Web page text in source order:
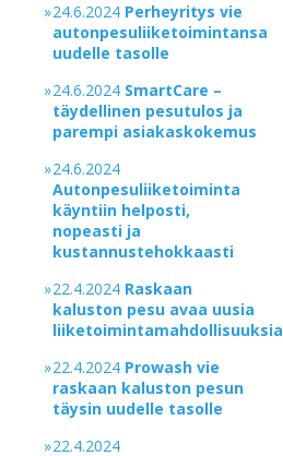
»24.6.2024 Perheyritys vie
autonpesuliiketoimintansa
uudelle tasolle
»24.6.2024 SmartCare –
täydellinen pesutulos ja
parempi asiakaskokemus
»24.6.2024
Autonpesuliiketoiminta
käyntiin helposti,
nopeasti ja
kustannustehokkaasti
»22.4.2024 Raskaan
kaluston pesu avaa uusia
liiketoimintamahdollisuuksia
»22.4.2024 Prowash vie
raskaan kaluston pesun
täysin uudelle tasolle
»22.4.2024